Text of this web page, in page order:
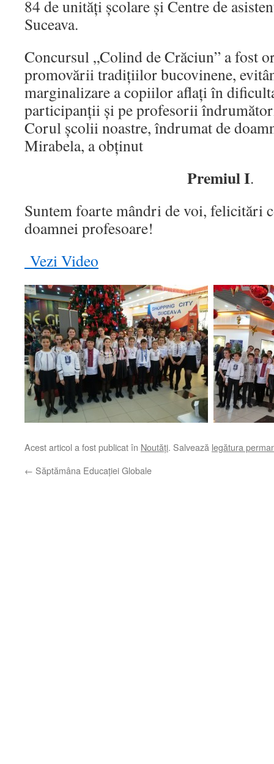
84 de unităţi şcolare şi Centre de
Suceava.
Concursul „Colind de Crăciun” a fost
promovării tradițiilor bucovinene,
marginalizare a copiilor aflaţi în
participanții și pe profesorii
Corul școlii noastre, îndrumat de
Mirabela, a obținut
Premiul I.
Suntem foarte mândri de voi,
doamnei profesoare!
Vezi Video
Acest articol a fost publicat în Noutăți. Salvează legătura
← Săptămâna Educației Globale